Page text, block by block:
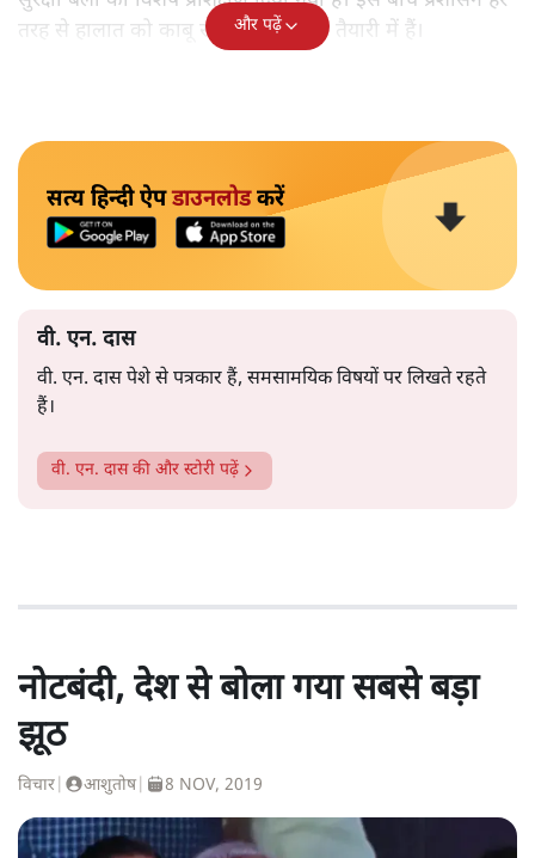
तरह से हालात को काबू रखने के लिए पूरी तैयारी में हैं।
और पढ़ें
सत्य हिन्दी ऐपडाउनलोडकरें
वी. एन. दास
वी. एन. दास पेशे से पत्रकार हैं, समसामयिक विषयों पर लिखते रहते
हैं।
वी. एन. दासकी और स्टोरी पढ़ें
नोटबंदी, देश से बोला गया सबसे बड़ा
झूठ
विचार आशुतोष| 8 NOV, 2019